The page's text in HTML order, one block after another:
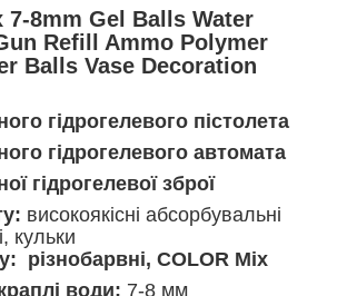
7-8mm Gel Balls Water
Refill Ammo Polymer
Balls Vase Decoration
гідрогелевого пістолета
гідрогелевого автомата
гідрогелевої зброї
високоякісні абсорбувальні
кульки
різнобарвні, COLOR Mix
води: 7-8 мм